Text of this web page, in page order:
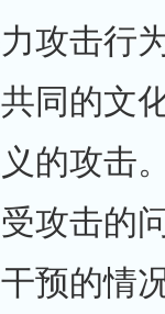
攻击行
同的文
的攻击
攻击的
预的情